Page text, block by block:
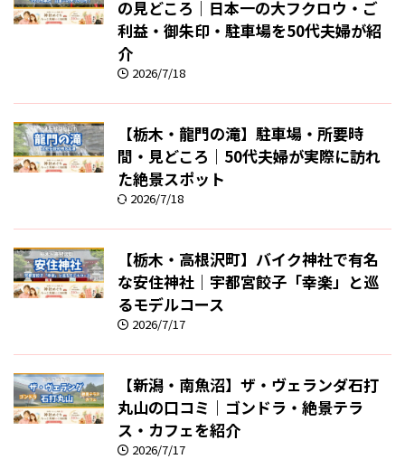
の見どころ｜日本一の大フクロウ・ご
利益・御朱印・駐車場を50代夫婦が紹
介
2026/7/18
【栃木・龍門の滝】駐車場・所要時
間・見どころ｜50代夫婦が実際に訪れ
た絶景スポット
2026/7/18
【栃木・高根沢町】バイク神社で有名
な安住神社｜宇都宮餃子「幸楽」と巡
るモデルコース
2026/7/17
【新潟・南魚沼】ザ・ヴェランダ石打
丸山の口コミ｜ゴンドラ・絶景テラ
ス・カフェを紹介
2026/7/17